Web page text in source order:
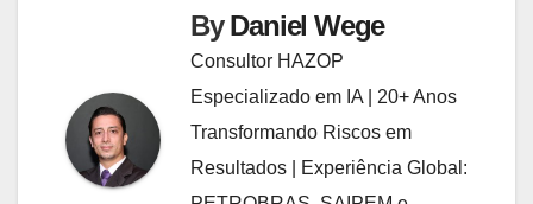
ByDaniel Wege
Consultor HAZOP
Especializado em IA | 20+ Anos
Transformando Riscos em
Resultados | Experiência Global: